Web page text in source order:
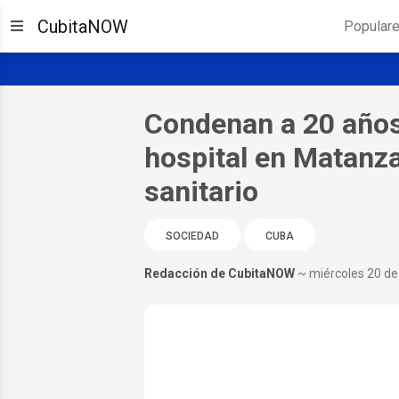
CubitaNOW
Condenan a 20
hospital en
sanitario
SOCIEDAD CUBA
Redacción de CubitaNOW ~ miércoles 20